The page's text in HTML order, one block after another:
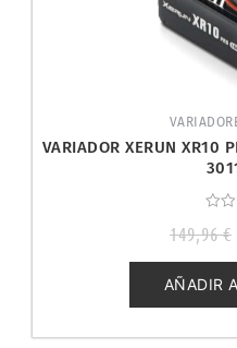
VARIADOR XERUN XR10
con
de
5
149,96€
AÑADIR